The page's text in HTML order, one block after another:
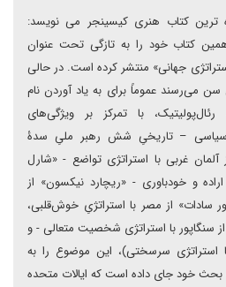
ترین کتاب هنری کیسینجر می نویسد:
نوزدهمین کتاب خود را به تازگی تحت عنوان
جهانی» منتشر کرده است. در حالی
سن می‌رسند عموماً برای به یاد آوردن نام
با تمرکز بر ویژگی‌های
سیاسی – تاریخیِ شش رهبر ملیِ سدۀ
آلمان غربی با استراتژی تواضع - «شارل
و خودباوری - «ریچارد نیکسون» از
سادات» از مصر با استراتژیِ خوش‌قلبی،
سنگاپور با استراتژی شخصیت متعالی - و
استراتژی سرسختی)، این موضوع را به
خود جای داده است که ایالات متحده